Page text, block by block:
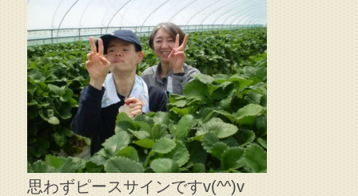
思わずピースサインですv(^^)v